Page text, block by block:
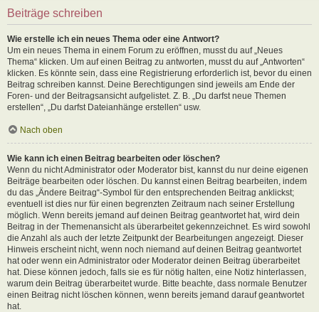
Beiträge schreiben
Wie erstelle ich ein neues Thema oder eine Antwort?
Um ein neues Thema in einem Forum zu eröffnen, musst du auf „Neues
Thema“ klicken. Um auf einen Beitrag zu antworten, musst du auf „Antworten“
klicken. Es könnte sein, dass eine Registrierung erforderlich ist, bevor du einen
Beitrag schreiben kannst. Deine Berechtigungen sind jeweils am Ende der
Foren- und der Beitragsansicht aufgelistet. Z. B. „Du darfst neue Themen
erstellen“, „Du darfst Dateianhänge erstellen“ usw.
Nach oben
Wie kann ich einen Beitrag bearbeiten oder löschen?
Wenn du nicht Administrator oder Moderator bist, kannst du nur deine eigenen
Beiträge bearbeiten oder löschen. Du kannst einen Beitrag bearbeiten, indem
du das „Ändere Beitrag“-Symbol für den entsprechenden Beitrag anklickst;
eventuell ist dies nur für einen begrenzten Zeitraum nach seiner Erstellung
möglich. Wenn bereits jemand auf deinen Beitrag geantwortet hat, wird dein
Beitrag in der Themenansicht als überarbeitet gekennzeichnet. Es wird sowohl
die Anzahl als auch der letzte Zeitpunkt der Bearbeitungen angezeigt. Dieser
Hinweis erscheint nicht, wenn noch niemand auf deinen Beitrag geantwortet
hat oder wenn ein Administrator oder Moderator deinen Beitrag überarbeitet
hat. Diese können jedoch, falls sie es für nötig halten, eine Notiz hinterlassen,
warum dein Beitrag überarbeitet wurde. Bitte beachte, dass normale Benutzer
einen Beitrag nicht löschen können, wenn bereits jemand darauf geantwortet
hat.